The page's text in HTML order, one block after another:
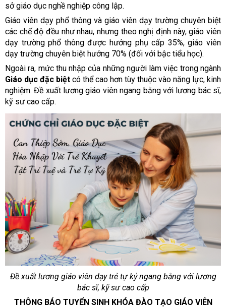
sở giáo dục nghề nghiệp công lập.
Giáo viên dạy phổ thông và giáo viên dạy trường chuyên biệt
các chế độ đều như nhau, nhưng theo nghị định này, giáo viên
dạy trường phổ thông được hưởng phụ cấp 35%, giáo viên
dạy trường chuyên biệt hưởng 70% (đối với bậc tiểu học).
Ngoài ra, mức thu nhập của những người làm việc trong ngành
Giáo dục đặc biệt có thể cao hơn tùy thuộc vào năng lực, kinh
nghiệm. Đề xuất lương giáo viên ngang bằng với lương bác sĩ,
kỹ sư cao cấp.
Đề xuất lương giáo viên dạy trẻ tự kỷ ngang bằng với lương
bác sĩ, kỹ sư cao cấp
THÔNG BÁO TUYỂN SINH KHÓA ĐÀO TẠO GIÁO VIÊN